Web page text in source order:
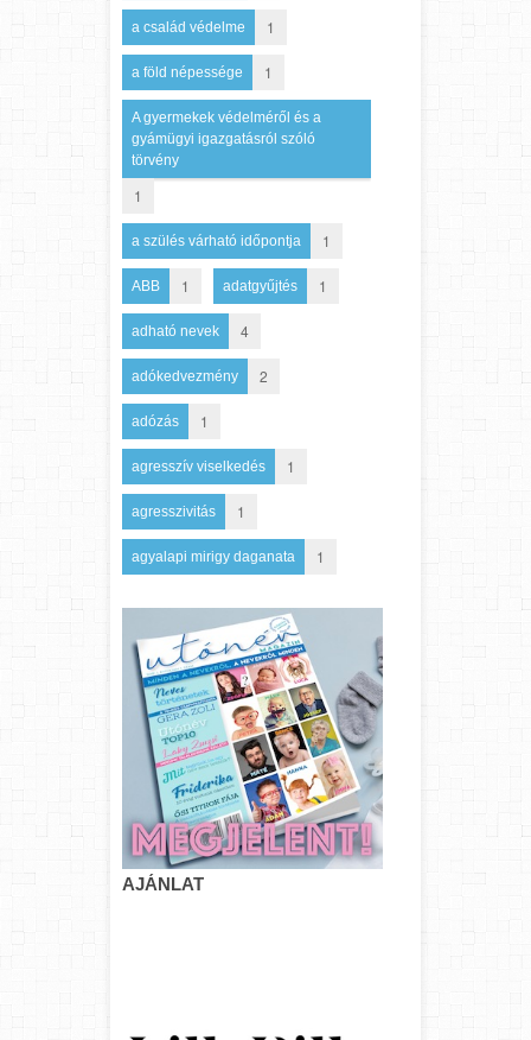
a család védelme 1
a föld népessége 1
A gyermekek védelméről és a
gyámügyi igazgatásról szóló
törvény
1
a szülés várható időpontja 1
ABB 1 adatgyűjtés 1
adható nevek 4
adókedvezmény 2
adózás 1
agresszív viselkedés 1
agresszivitás 1
agyalapi mirigy daganata 1
AJÁNLAT